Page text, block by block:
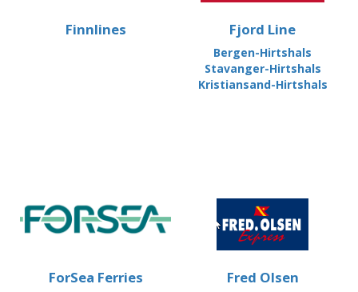
Finnlines Fjord Line
Bergen-Hirtshals
Stavanger-Hirtshals
Kristiansand-Hirtshals
ForSea Ferries Fred Olsen